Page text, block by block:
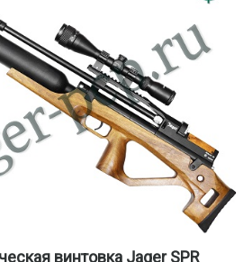
винтовка Jager SPR